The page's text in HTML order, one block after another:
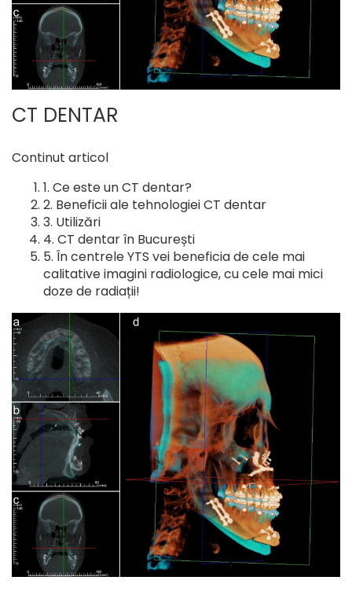
CT DENTAR
Continut articol
Ce este un CT dentar?
Beneficii ale tehnologiei CT dentar
Utilizări
CT dentar în București
În centrele YTS vei beneficia de cele mai
calitative imagini radiologice, cu cele mai mici
doze de radiații!